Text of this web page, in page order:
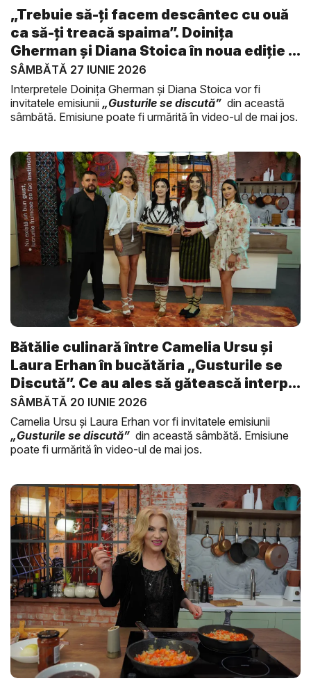
„Trebuie să-ți facem descântec cu ouă
ca să-ți treacă spaima”. Doinița
Gherman și Diana Stoica în noua ediție ...
SÂMBĂTĂ 27 IUNIE 2026
Interpretele Doinița Gherman și Diana Stoica vor fi
invitatele emisiunii „Gusturile se discută” din această
sâmbătă. Emisiune poate fi urmărită în video-ul de mai jos.
Bătălie culinară între Camelia Ursu și
Laura Erhan în bucătăria „Gusturile se
Discută”. Ce au ales să gătească interp...
SÂMBĂTĂ 20 IUNIE 2026
Camelia Ursu și Laura Erhan vor fi invitatele emisiunii
„Gusturile se discută” din această sâmbătă. Emisiune
poate fi urmărită în video-ul de mai jos.